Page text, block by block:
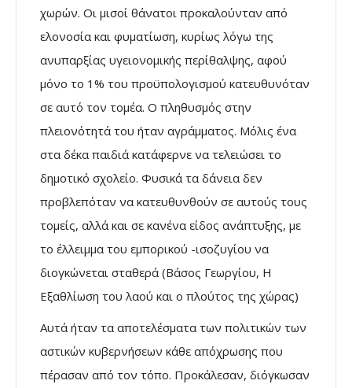
χωρών. Οι µισοί θάνατοι προκαλούνταν από
ελονοσία και φυµατίωση, κυρίως λόγω της
ανυπαρξίας υγειονοµικής περίθαλψης, αφού
µόνο το 1% του προϋπολογισµού κατευθυνόταν
σε αυτό τον τοµέα. Ο πληθυσµός στην
πλειονότητά του ήταν αγράµµατος. Μόλις ένα
στα δέκα παιδιά κατάφερνε να τελειώσει το
δηµοτικό σχολείο. Φυσικά τα δάνεια δεν
προβλεπόταν να κατευθυνθούν σε αυτούς τους
τοµείς, αλλά και σε κανένα είδος ανάπτυξης, µε
το έλλειµµα του εµπορικού -ισοζυγίου να
διογκώνεται σταθερά (Βάσος Γεωργίου, Η
Εξαθλίωση του λαού και ο πλούτος της χώρας)
Αυτά ήταν τα αποτελέσµατα των πολιτικών των
αστικών κυβερνήσεων κάθε απόχρωσης που
πέρασαν από τον τόπο. Προκάλεσαν, διόγκωσαν